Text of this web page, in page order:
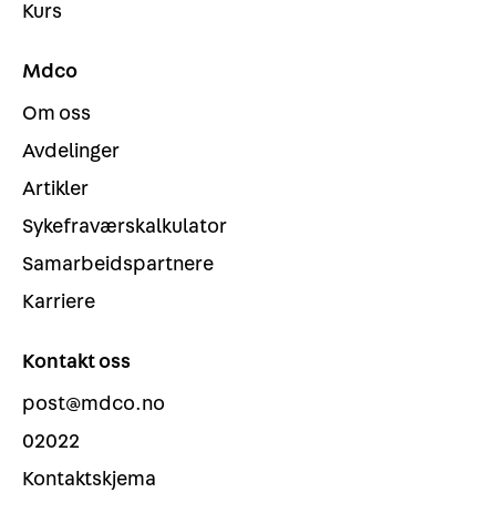
Kurs
Mdco
Om oss
Avdelinger
Artikler
Sykefraværskalkulator
Samarbeidspartnere
Karriere
Kontakt oss
post@mdco.no
02022
Kontaktskjema